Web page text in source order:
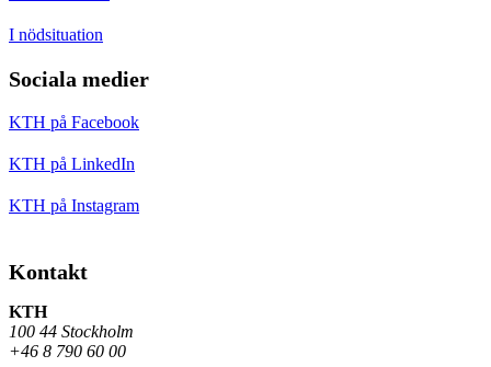
I nödsituation
Sociala medier
KTH på Facebook
KTH på LinkedIn
KTH på Instagram
Kontakt
KTH
100 44 Stockholm
+46 8 790 60 00